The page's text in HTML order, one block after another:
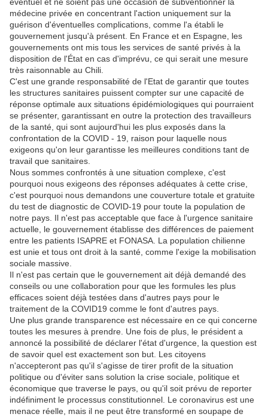
médecine privée en concentrant l'action uniquement sur la
guérison d'éventuelles complications, comme l'a établi le
gouvernement jusqu'à présent. En France et en Espagne, les
gouvernements ont mis tous les services de santé privés à la
disposition de l'État en cas d'imprévu, ce qui serait une mesure
très raisonnable au Chili.
C'est une grande responsabilité de l'Etat de garantir que toutes
les structures sanitaires puissent compter sur une capacité de
réponse optimale aux situations épidémiologiques qui pourraient
se présenter, garantissant en outre la protection des travailleurs
de la santé, qui sont aujourd'hui les plus exposés dans la
confrontation de la COVID - 19, raison pour laquelle nous
exigeons qu'on leur garantisse les meilleures conditions tant de
travail que sanitaires.
Nous sommes confrontés à une situation complexe, c'est
pourquoi nous exigeons des réponses adéquates à cette crise,
c'est pourquoi nous demandons une couverture totale et gratuite
du test de diagnostic de COVID-19 pour toute la population de
notre pays. Il n'est pas acceptable que face à l'urgence sanitaire
actuelle, le gouvernement établisse des différences de paiement
entre les patients ISAPRE et FONASA. La population chilienne
est unie et tous ont droit à la santé, comme l'exige la mobilisation
sociale massive.
Il n'est pas certain que le gouvernement ait déjà demandé des
conseils ou une collaboration pour que les formules les plus
efficaces soient déjà testées dans d'autres pays pour le
traitement de la COVID19 comme le font d'autres pays.
Une plus grande transparence est nécessaire en ce qui concerne
toutes les mesures à prendre. Une fois de plus, le président a
annoncé la possibilité de déclarer l'état d'urgence, la question est
de savoir quel est exactement son but. Les citoyens
n'accepteront pas qu'il s'agisse de tirer profit de la situation
politique ou d'éviter sans solution la crise sociale, politique et
économique que traverse le pays, ou qu'il soit prévu de reporter
indéfiniment le processus constitutionnel. Le coronavirus est une
menace réelle, mais il ne peut être transformé en soupape de